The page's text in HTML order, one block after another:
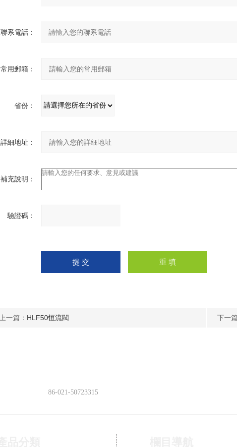
聯系電話：
常用郵箱：
省份：
詳細地址：
補充說明：
驗證碼：
輸入計算結果（填寫阿拉
上一篇： HLF50恒流閥 下一
86-021-50723315